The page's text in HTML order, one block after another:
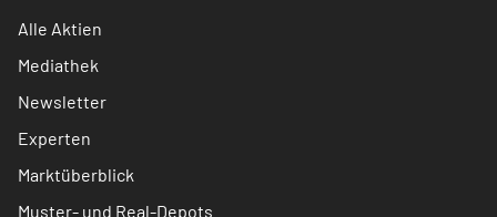
Alle Aktien
Mediathek
Newsletter
Experten
Marktüberblick
Muster- und Real-Depots